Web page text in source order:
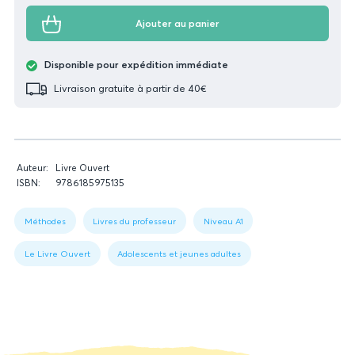
Données
du
Auteur:
Livre Ouvert
ISBN:
9786185975135
1:
Book
data
Méthodes Livres du professeur Niveau A1
Le Livre Ouvert Adolescents et jeunes adultes
Ajouter au panier
Disponible pour expédition immédiate
Livraison gratuite à partir de 40€